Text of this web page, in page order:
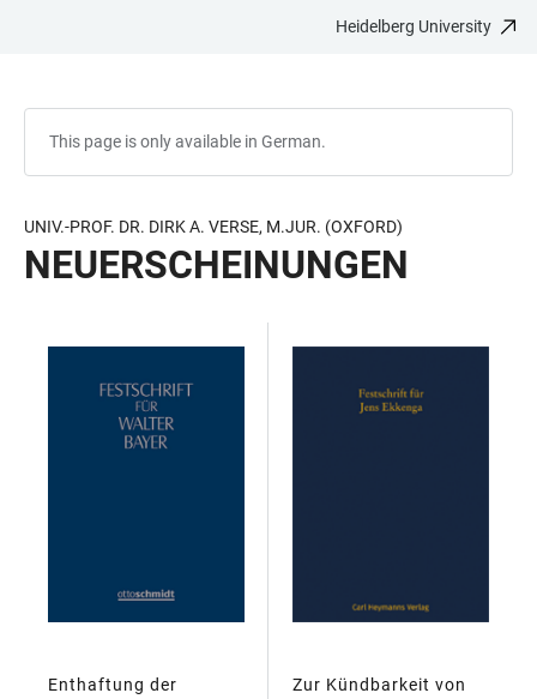
Heidelberg University
This page is only available in German.
UNIV.-PROF. DR. DIRK A. VERSE, M.JUR. (OXFORD)
NEUERSCHEINUNGEN
Enthaftung der
Zur Kündbarkeit von